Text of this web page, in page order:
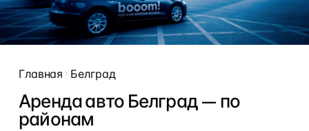
Главная Белград
Аренда авто Белград — по
районам